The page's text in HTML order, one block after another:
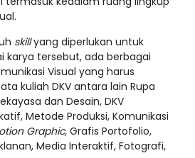
skillyang diperlukan untuk
karya tersebut, ada berbagai
Visual yang harus
kuliah DKV antara lain Rupa
dan Desain, DKV
Metode Produksi, Komunikasi
Graphic,Grafis Portofolio,
Media Interaktif, Fotografi,